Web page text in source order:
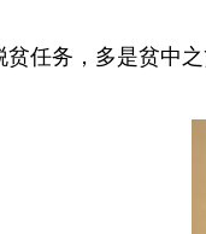
任务，多是贫中之